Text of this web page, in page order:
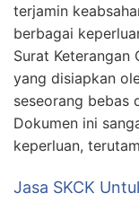
terjamin
berbagai
Surat Keterangan
yang disiapkan
seseorang bebas
Dokumen ini
keperluan,
Jasa SKCK